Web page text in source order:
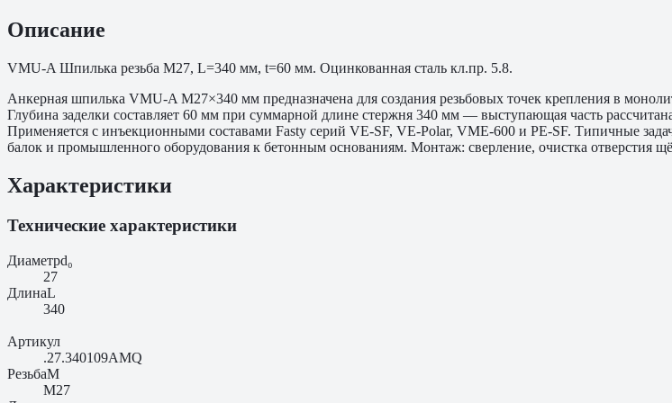
Описание
VMU-A Шпилька резьба M27, L=340 мм, t=60 мм. Оцинкованная сталь кл.пр. 5.8.
Анкерная шпилька VMU-A M27×340 мм предназначена для создания резьбовых точек крепления в
Глубина заделки составляет 60 мм при суммарной длине стержня 340 мм — выступающая часть
Применяется с инъекционными составами Fasty серий VE-SF, VE-Polar, VME-600 и PE-SF. Типичные
балок и промышленного оборудования к бетонным основаниям. Монтаж: сверление, очистка отверстия
Характеристики
Технические характеристики
Диаметрd₀
27
ДлинаL
340
Артикул
.27.340109AMQ
РезьбаM
M27